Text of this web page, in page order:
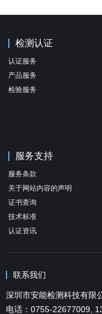
检测认证
认证服务
产品服务
检验服务
服务支持
服务条款
关于网站内容的声明
证书查询
技术标准
认证资讯
联系我们
深圳市安能检测科技有限
电话：0755-22677009,